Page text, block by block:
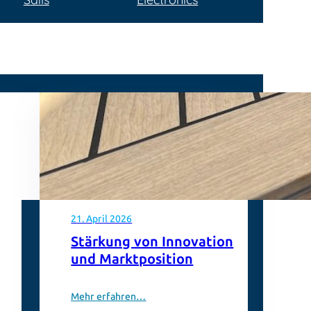
21. April 2026
Stärkung von Innovation
und Marktposition
Mehr erfahren…